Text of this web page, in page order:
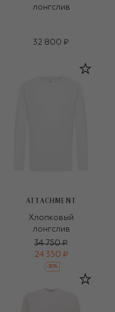
лонгслив
32 800 ₽
ATTACHMENT
Хлопковый
лонгслив
34 750 ₽
24 350 ₽
-30%